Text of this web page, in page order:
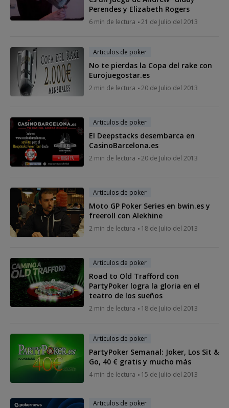
Perendes y Elizabeth Rogers
6 min de lectura 21 de Julio del 2013
Articulos de poker
No te pierdas la Copa del rake con
Eurojuegostar.es
2 min de lectura 20 de Julio del 2013
Articulos de poker
El Deepstacks desembarca en
CasinoBarcelona.es
2 min de lectura 20 de Julio del 2013
Articulos de poker
Moto GP Poker Series en bwin.es y
freeroll con Alekhine
2 min de lectura 18 de Julio del 2013
Articulos de poker
Road to Old Trafford con
PartyPoker logra la gloria en el
teatro de los sueños
2 min de lectura 18 de Julio del 2013
Articulos de poker
PartyPoker Semanal: Joker, Los Sit &
Go, 40 € gratis y mucho más
4 min de lectura 15 de Julio del 2013
Articulos de poker